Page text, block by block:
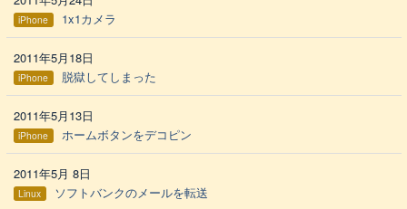
iPhone 1x1カメラ
2011年5月18日
iPhone 脱獄してしまった
2011年5月13日
iPhone ホームボタンをデコピン
2011年5月 8日
Linux ソフトバンクのメールを転送